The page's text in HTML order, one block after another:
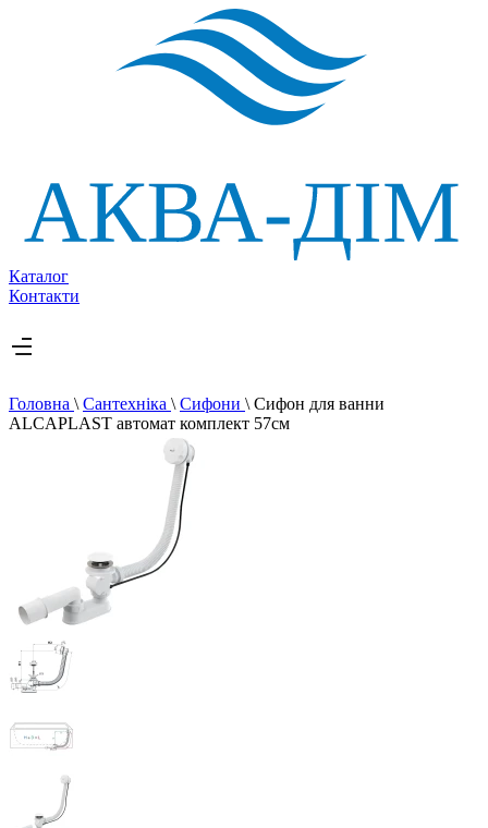
Каталог
Контакти
Головна \ Сантехніка \ Сифони \ Сифон для ванни
ALCAPLAST автомат комплект 57см